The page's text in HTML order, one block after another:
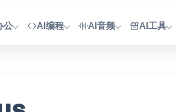
公 AI编程 AI音频 AI工具